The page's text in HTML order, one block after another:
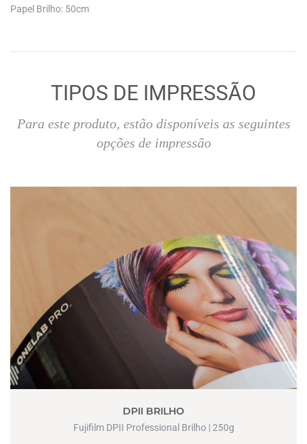
Papel Brilho: 50cm
TIPOS DE IMPRESSÃO
Para este produto, estão disponíveis as seguintes
opções de impressão
DPII BRILHO
Fujifilm DPII Professional Brilho | 250g